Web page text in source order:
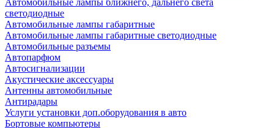
Автомобильные лампы ближнего, дальнего света
светодиодные
Автомобильные лампы габаритные
Автомобильные лампы габаритные светодиодные
Автомобильные разъемы
Автопарфюм
Автосигнализации
Акустические аксессуары
Антенны автомобильные
Антирадары
Услуги установки доп.оборудования в авто
Бортовые компьютеры